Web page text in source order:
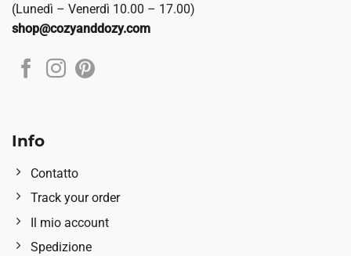
(Lunedì – Venerdì 10.00 – 17.00)
shop@cozyanddozy.com
Info
Contatto
Track your order
Il mio account
Spedizione